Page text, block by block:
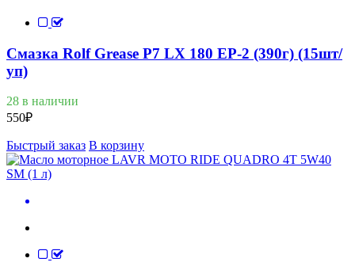
Смазка Rolf Grease P7 LX 180 EP-2 (390г) (15шт/
уп)
28 в наличии
550₽
Быстрый заказ В корзину